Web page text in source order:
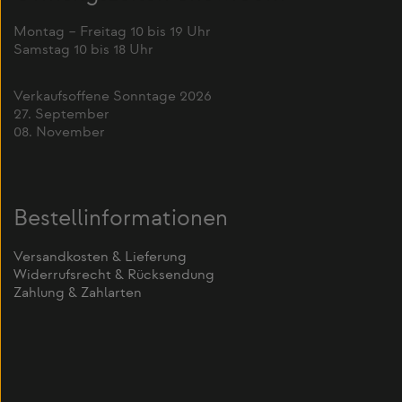
Montag – Freitag 10 bis 19 Uhr
Samstag 10 bis 18 Uhr
Verkaufsoffene Sonntage 2026
27. September
08. November
Bestellinformationen
Versandkosten & Lieferung
Widerrufsrecht & Rücksendung
Zahlung & Zahlarten